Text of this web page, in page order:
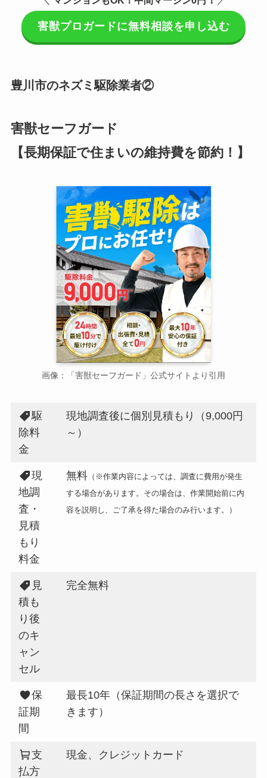
害獣プロガードに無料相談を申し込む
豊川市のネズミ駆除業者②
害獣セーフガード
【長期保証で住まいの維持費を節約！】
画像：「害獣セーフガード」公式サイトより引用
駆
除料
金
現地調査後に個別見積もり（9,000円
～）
現
地調
査・
見積
もり
料金
無料 （※作業内容によっては、調査に費用が発生
する場合があります。その場合は、作業開始前に内
容を説明し、ご了承を得た場合のみ行います。）
見
積も
り後
のキ
ャン
セル
完全無料
保
証期
間
最長10年（保証期間の長さを選択で
きます）
支
払方
現金、クレジットカード